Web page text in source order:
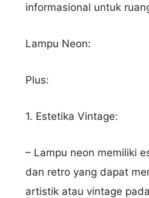
informasional untuk
Lampu Neon:
Plus:
1. Estetika Vintage:
– Lampu neon memiliki
dan retro yang dapat
artistik atau vintage